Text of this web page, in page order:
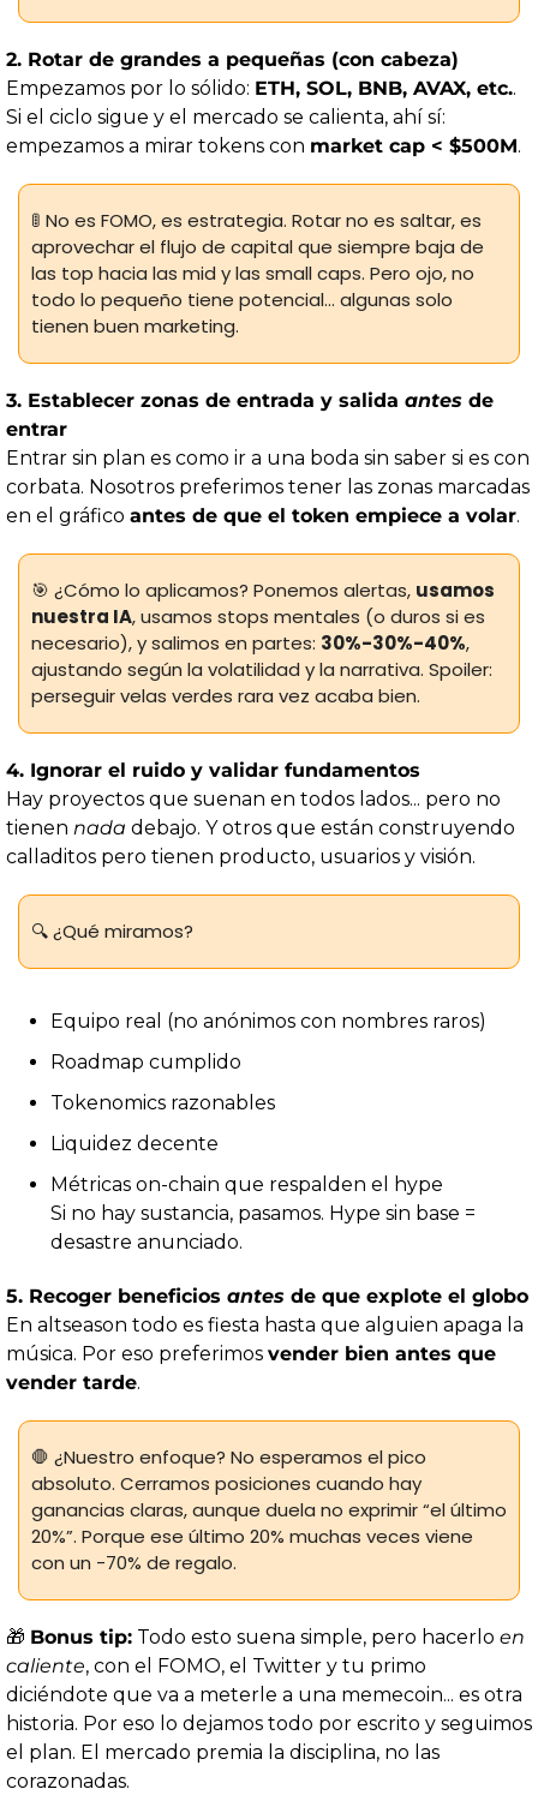
2. Rotar de grandes a pequeñas (con cabeza)
Empezamos por lo sólido: ETH, SOL, BNB, AVAX, etc..
Si el ciclo sigue y el mercado se calienta, ahí sí:
empezamos a mirar tokens con market cap < $500M.
🚦 No es FOMO, es estrategia. Rotar no es saltar, es
aprovechar el flujo de capital que siempre baja de
las top hacia las mid y las small caps. Pero ojo, no
todo lo pequeño tiene potencial... algunas solo
tienen buen marketing.
3. Establecer zonas de entrada y salida antes de
entrar
Entrar sin plan es como ir a una boda sin saber si es con
corbata. Nosotros preferimos tener las zonas marcadas
en el gráfico antes de que el token empiece a volar.
🎯 ¿Cómo lo aplicamos? Ponemos alertas, usamos
nuestra IA, usamos stops mentales (o duros si es
necesario), y salimos en partes: 30%-30%-40%,
ajustando según la volatilidad y la narrativa. Spoiler:
perseguir velas verdes rara vez acaba bien.
4. Ignorar el ruido y validar fundamentos
Hay proyectos que suenan en todos lados... pero no
tienen nada debajo. Y otros que están construyendo
calladitos pero tienen producto, usuarios y visión.
🔍 ¿Qué miramos?
Equipo real (no anónimos con nombres raros)
Roadmap cumplido
Tokenomics razonables
Liquidez decente
Métricas on-chain que respalden el hype
Si no hay sustancia, pasamos. Hype sin base =
desastre anunciado.
5. Recoger beneficios antes de que explote el globo
En altseason todo es fiesta hasta que alguien apaga la
música. Por eso preferimos vender bien antes que
vender tarde.
🛑 ¿Nuestro enfoque? No esperamos el pico
absoluto. Cerramos posiciones cuando hay
ganancias claras, aunque duela no exprimir “el último
20%”. Porque ese último 20% muchas veces viene
con un -70% de regalo.
🎁 Bonus tip: Todo esto suena simple, pero hacerlo en
caliente, con el FOMO, el Twitter y tu primo
diciéndote que va a meterle a una memecoin... es otra
historia. Por eso lo dejamos todo por escrito y seguimos
el plan. El mercado premia la disciplina, no las
corazonadas.